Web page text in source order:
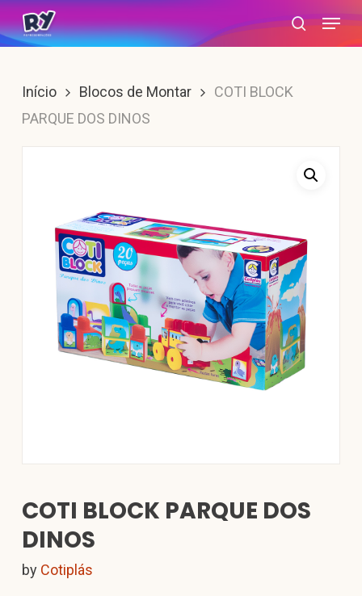
Skip
to
content
search
Menu
Início Blocos de Montar
COTI BLOCK
PARQUE DOS DINOS
COTI BLOCK PARQUE DOS
DINOS
by Cotiplás